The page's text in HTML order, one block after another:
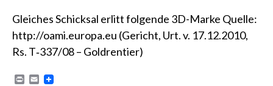
Gleiches Schicksal erlitt folgende 3D-Marke Quelle:
http://oami.europa.eu (Gericht, Urt. v. 17.12.2010,
Rs. T‑337/08 – Goldrentier)
E